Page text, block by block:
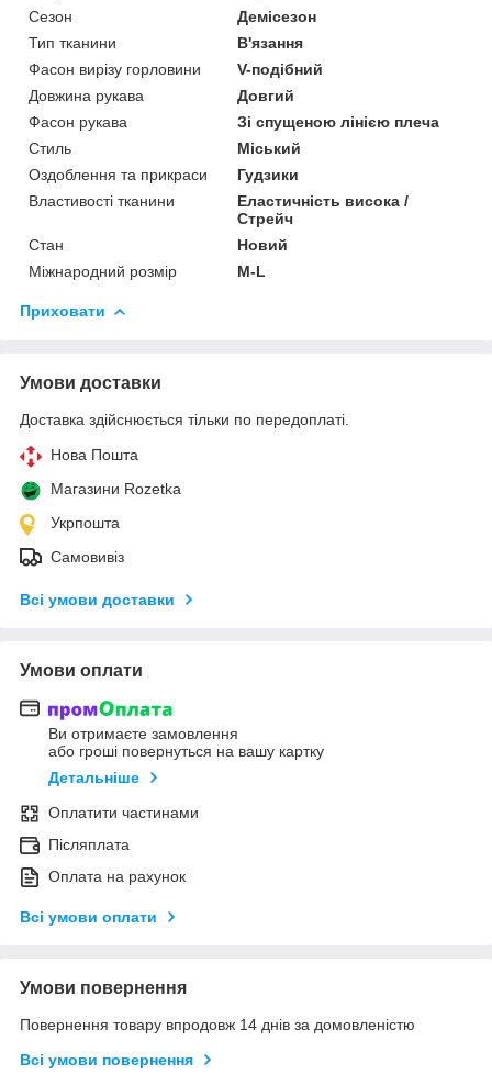
Сезон
Демісезон
Тип тканини
В'язання
Фасон вирізу горловини
V-подібний
Довжина рукава
Довгий
Фасон рукава
Зі спущеною лінією плеча
Стиль
Міський
Оздоблення та прикраси
Гудзики
Властивості тканини
Еластичність висока /
Стрейч
Стан
Новий
Міжнародний розмір
M-L
Приховати
Умови доставки
Доставка здійснюється тільки по передоплаті.
Нова Пошта
Магазини Rozetka
Укрпошта
Самовивіз
Всі умови доставки
Умови оплати
Ви отримаєте замовлення
або гроші повернуться на вашу картку
Детальніше
Оплатити частинами
Післяплата
Оплата на рахунок
Всі умови оплати
Умови повернення
Повернення товару впродовж 14 днів за домовленістю
Всі умови повернення